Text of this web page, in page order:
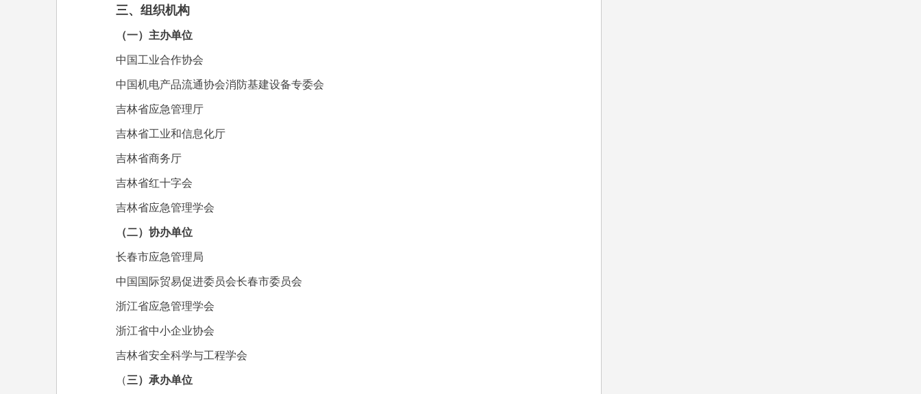
三、组织机构
（一）主办单位
中国工业合作协会
中国机电产品流通协会消防基建设备专委会
吉林省应急管理厅
吉林省工业和信息化厅
吉林省商务厅
吉林省红十字会
吉林省应急管理学会
（二）协办单位
长春市应急管理局
中国国际贸易促进委员会长春市委员会
浙江省应急管理学会
浙江省中小企业协会
吉林省安全科学与工程学会
（三）承办单位